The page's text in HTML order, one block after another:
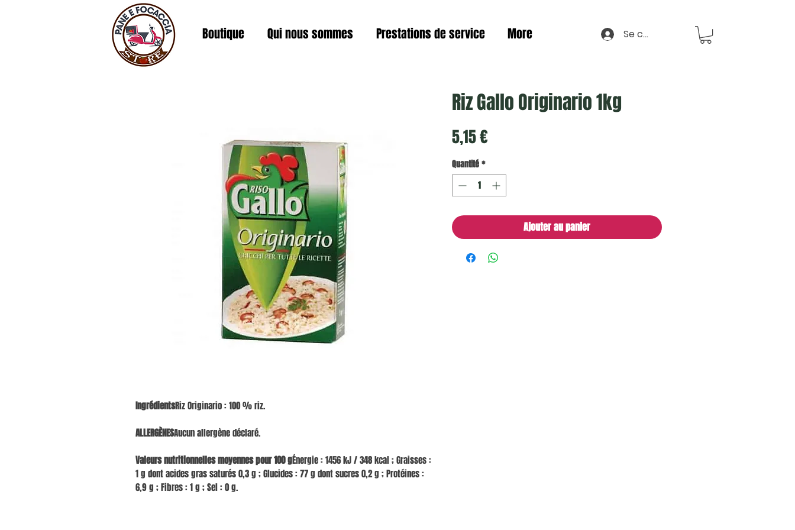
Boutique Qui nous sommes Prestations de service More Se connecter
IngrédientsRiz Originario : 100 % riz.
ALLERGÈNESAucun allergène déclaré.
Valeurs nutritionnelles moyennes pour 100 gÉnergie : 1456 kJ / 348 kcal ; Graisses :
1 g dont acides gras saturés 0,3 g ; Glucides : 77 g dont sucres 0,2 g ; Protéines :
6,9 g ; Fibres : 1 g ; Sel : 0 g.
Riz Gallo Originario 1kg
5,15 €Prix
Quantité*
Ajouter au panier